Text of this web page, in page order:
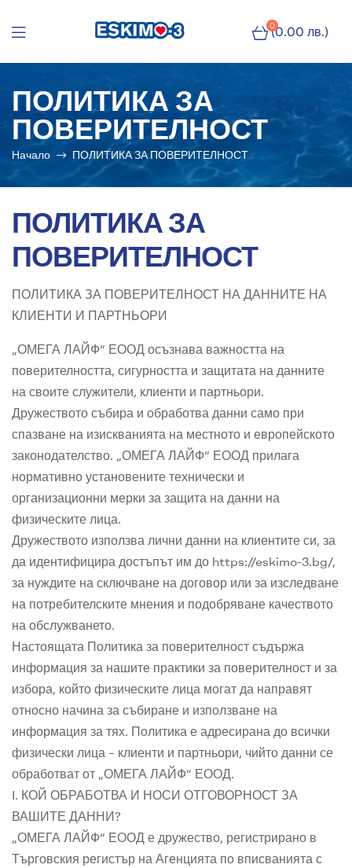
Eskimo-
3
|
Натурално
рибено
масло
0(0.00 лв.)
ПОЛИТИКА ЗА
ПОВЕРИТЕЛНОСТ
Начало ПОЛИТИКА ЗА ПОВЕРИТЕЛНОСТ
ПОЛИТИКА ЗА
ПОВЕРИТЕЛНОСТ
ПОЛИТИКА ЗА ПОВЕРИТЕЛНОСТ НА ДАННИТЕ НА
КЛИЕНТИ И ПАРТНЬОРИ
„ОМЕГА ЛАЙФ“ ЕООД осъзнава важността на
поверителността, сигурността и защитата на данните
на своите служители, клиенти и партньори.
Дружеството събира и обработва данни само при
спазване на изискванията на местното и европейското
законодателство. „ОМЕГА ЛАЙФ“ ЕООД прилага
нормативно установените технически и
организационни мерки за защита на данни на
физическите лица.
Дружеството използва лични данни на клиентите си, за
да идентифицира достъпът им до https://eskimo-3.bg/,
за нуждите на сключване на договор или за изследване
на потребителските мнения и подобряване качеството
на обслужването.
Настоящата Политика за поверителност съдържа
информация за нашите практики за поверителност и за
избора, който физическите лица могат да направят
относно начина за събиране и използване на
информация за тях. Политика е адресирана до всички
физически лица – клиенти и партньори, чийто данни се
обработват от „ОМЕГА ЛАЙФ“ ЕООД.
I. КОЙ ОБРАБОТВА И НОСИ ОТГОВОРНОСТ ЗА
ВАШИТЕ ДАННИ?
„ОМЕГА ЛАЙФ“ ЕООД е дружество, регистрирано в
Търговския регистър на Агенцията по вписванията с